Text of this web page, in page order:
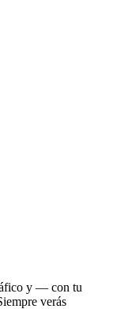
y — con tu
verás